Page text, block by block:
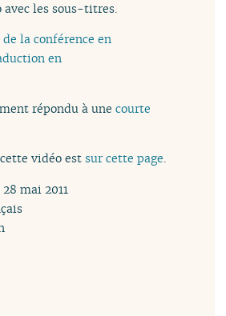
avec les sous-titres.
la conférence en
en
répondu à unecourte
vidéo estsur cette page.
mai 2011